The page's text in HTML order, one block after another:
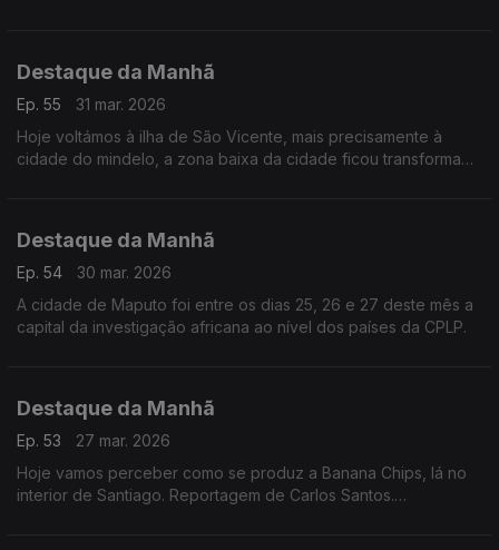
Destaque da Manhã
Ep. 55
31 mar. 2026
Hoje voltámos à ilha de São Vicente, mais precisamente à
cidade do mindelo, a zona baixa da cidade ficou transformada
Destaque da Manhã
Ep. 54
30 mar. 2026
A cidade de Maputo foi entre os dias 25, 26 e 27 deste mês a
capital da investigação africana ao nível dos países da CPLP.
Destaque da Manhã
Ep. 53
27 mar. 2026
Hoje vamos perceber como se produz a Banana Chips, lá no
interior de Santiago. Reportagem de Carlos Santos.